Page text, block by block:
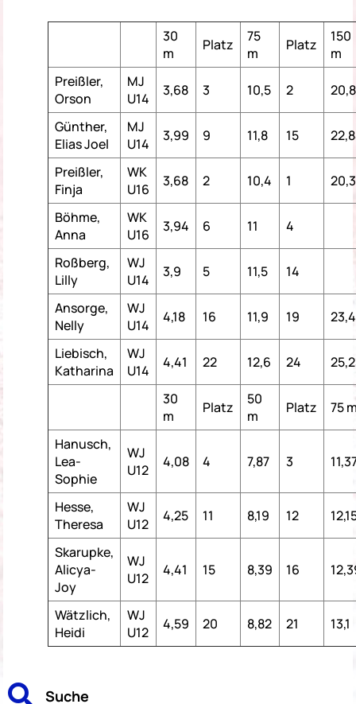
30
m
Platz
75
m
Platz
150
m
Preißler,
Orson
MJ
U14
3,68 3 10,5 2
Günther,
Elias Joel
MJ
U14
3,99 9 11,8 15
Preißler,
Finja
WK
U16
3,68 2 10,4 1
Böhme,
Anna
WK
U16
3,94 6 11 4
Roßberg,
Lilly
WJ
U14
3,9 5 11,5 14
Ansorge,
Nelly
WJ
U14
4,18 16 11,9 19
Liebisch,
Katharina
WJ
U14
4,41 22 12,6 24
30
m
Platz
50
m
Platz 75
Hanusch,
Lea-
Sophie
WJ
U12
4,08 4 7,87 3
Hesse,
Theresa
WJ
U12
4,25 11 8,19 12
Skarupke,
Alicya-
Joy
WJ
U12
4,41 15 8,39 16
Wätzlich,
Heidi
WJ
U12
4,59 20 8,82 21 13,1
 Suche